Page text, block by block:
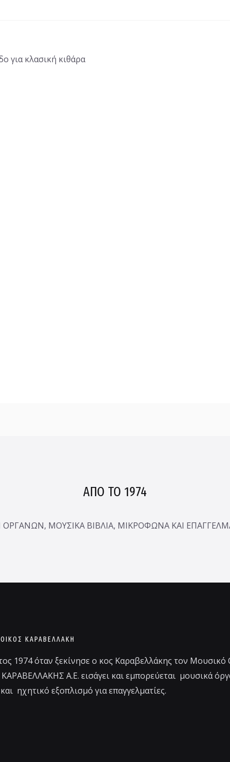
για κλασική κιθάρα
ΑΠΟ ΤΟ 1974
ΜΟΥΣΙΚΑ ΒΙΒΛΙΑ, ΜΙΚΡΟΦΩΝΑ ΚΑΙ
ΚΑΡΑΒΕΛΛΑΚΗ
1974 όταν ξεκίνησε ο κος Καραβελλάκης τον
Α.Ε. εισάγει και εμπορεύεται μουσικά
ηχητικό εξοπλισμό για επαγγελματίες.